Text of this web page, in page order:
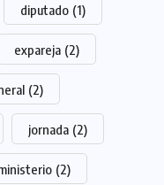
diputado (1)
expareja (2)
(2)
jornada (2)
(2)